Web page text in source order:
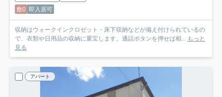
敷0 即入居可
収納はウォークインクロゼット・床下収納などが備え付けられているの
で、衣類や日用品の収納に重宝します。通話ボタンを押せば相... もっと
見る
アパート